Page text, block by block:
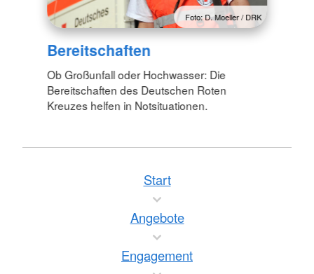
Foto: D. Moeller / DRK
Bereitschaften
Ob Großunfall oder Hochwasser: Die
Bereitschaften des Deutschen Roten
Kreuzes helfen in Notsituationen.
Start
Angebote
Engagement